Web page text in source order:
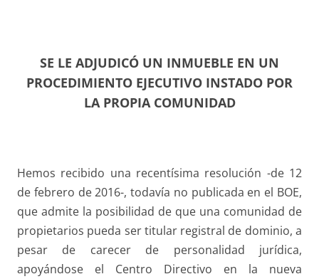
SE LE ADJUDICÓ UN INMUEBLE EN UN
PROCEDIMIENTO EJECUTIVO INSTADO POR
LA PROPIA COMUNIDAD
Hemos recibido una recentísima resolución -de 12
de febrero de 2016-, todavía no publicada en el BOE,
que admite la posibilidad de que una comunidad de
propietarios pueda ser titular registral de dominio, a
pesar de carecer de personalidad jurídica,
apoyándose el Centro Directivo en la nueva